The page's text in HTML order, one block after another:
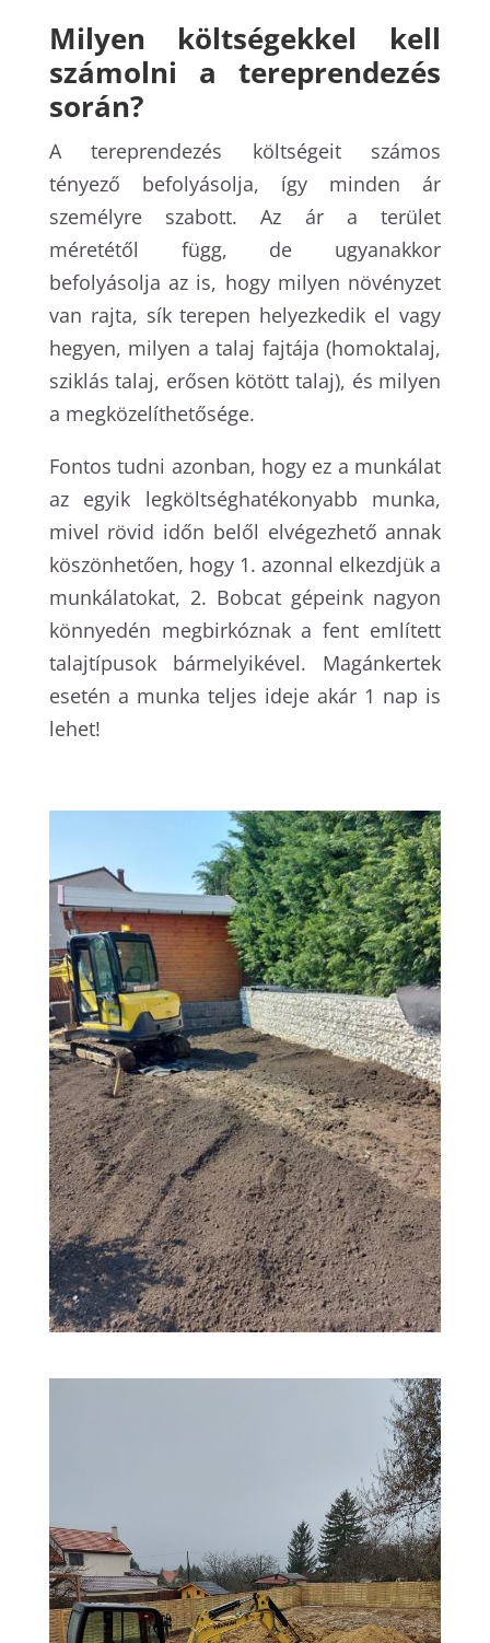
Milyen költségekkel kell
számolni a tereprendezés
során?
A tereprendezés költségeit számos
tényező befolyásolja, így minden ár
személyre szabott. Az ár a terület
méretétől függ, de ugyanakkor
befolyásolja az is, hogy milyen növényzet
van rajta, sík terepen helyezkedik el vagy
hegyen, milyen a talaj fajtája (homoktalaj,
sziklás talaj, erősen kötött talaj), és milyen
a megközelíthetősége.
Fontos tudni azonban, hogy ez a munkálat
az egyik legköltséghatékonyabb munka,
mivel rövid időn belől elvégezhető annak
köszönhetően, hogy 1. azonnal elkezdjük a
munkálatokat, 2. Bobcat gépeink nagyon
könnyedén megbirkóznak a fent említett
talajtípusok bármelyikével. Magánkertek
esetén a munka teljes ideje akár 1 nap is
lehet!